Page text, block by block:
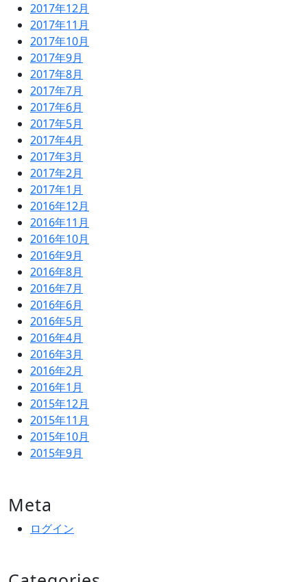
2017年12月
2017年11月
2017年10月
2017年9月
2017年8月
2017年7月
2017年6月
2017年5月
2017年4月
2017年3月
2017年2月
2017年1月
2016年12月
2016年11月
2016年10月
2016年9月
2016年8月
2016年7月
2016年6月
2016年5月
2016年4月
2016年3月
2016年2月
2016年1月
2015年12月
2015年11月
2015年10月
2015年9月
Meta
ログイン